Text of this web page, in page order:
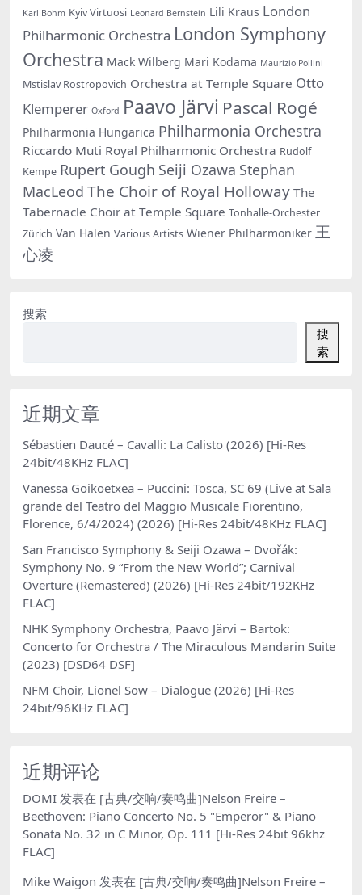
Karl Bohm Kyiv Virtuosi Leonard Bernstein Lili Kraus London
Philharmonic Orchestra London Symphony
Orchestra Mack Wilberg Mari Kodama Maurizio Pollini
Mstislav Rostropovich Orchestra at Temple Square Otto
Klemperer Oxford Paavo Järvi Pascal Rogé
Philharmonia Hungarica Philharmonia Orchestra
Riccardo Muti Royal Philharmonic Orchestra Rudolf
Kempe Rupert Gough Seiji Ozawa Stephan
MacLeod The Choir of Royal Holloway The
Tabernacle Choir at Temple Square Tonhalle-Orchester
Zürich Van Halen Various Artists Wiener Philharmoniker 王
心凌
搜索
搜
索
近期文章
Sébastien Daucé – Cavalli: La Calisto (2026) [Hi-Res
24bit/48KHz FLAC]
Vanessa Goikoetxea – Puccini: Tosca, SC 69 (Live at Sala
grande del Teatro del Maggio Musicale Fiorentino,
Florence, 6/4/2024) (2026) [Hi-Res 24bit/48KHz FLAC]
San Francisco Symphony & Seiji Ozawa – Dvořák:
Symphony No. 9 “From the New World”; Carnival
Overture (Remastered) (2026) [Hi-Res 24bit/192KHz
FLAC]
NHK Symphony Orchestra, Paavo Järvi – Bartok:
Concerto for Orchestra / The Miraculous Mandarin Suite
(2023) [DSD64 DSF]
NFM Choir, Lionel Sow – Dialogue (2026) [Hi-Res
24bit/96KHz FLAC]
近期评论
DOMI 发表在 [古典/交响/奏鸣曲]Nelson Freire –
Beethoven: Piano Concerto No. 5 "Emperor" & Piano
Sonata No. 32 in C Minor, Op. 111 [Hi-Res 24bit 96khz
FLAC]
Mike Waigon 发表在 [古典/交响/奏鸣曲]Nelson Freire –